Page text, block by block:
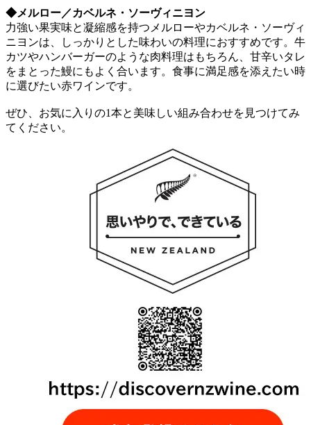
◆メルロー／カベルネ・ソーヴィニヨン
力強い果実味と凝縮感を持つメルローやカベルネ・ソーヴィ
ニヨンは、しっかりとした味わいの料理におすすめです。牛
カツやハンバーガーのような肉料理はもちろん、甘辛いタレ
をまとった鰻にもよく合います。食事に満足感を添えたい時
に選びたい赤ワインです。
ぜひ、お気に入りの1本と美味しい組み合わせを見つけてみ
てください。